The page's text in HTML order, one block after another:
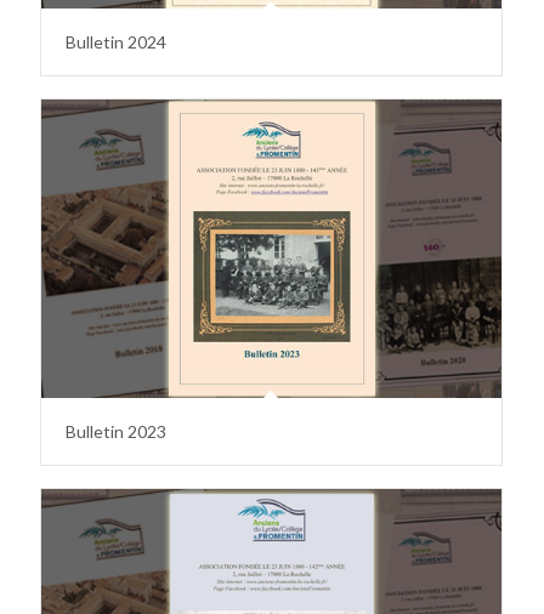
Bulletin 2024
Bulletin 2023